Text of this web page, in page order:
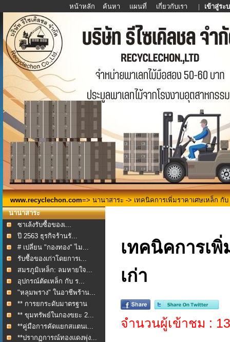
หน้าหลัก ค้นหา แผนที่ เกี่ยวกับเรา | เข้าสู่ระ
www.recyclechon.com=> นานาสาระ -> เทคนิคการเพิ่มราคาเศษเหล็ก กั
นานาสาระ
ซาเล้งรับซื้อของเ...
ปี 2563 ธุรกิจร้านรั...
# เปลี่ยน "กองทอง" ไม...
รับซื้อของเก่าโดยการเ...
สมรภูมิเหล็ก: ลมหายใจ...
อุปกรณ์ตัดเหล็ก กับ ร...
"หลุมพราง" ในอาชีพร้าน...
** การยกระดับมาตรฐาน
กา...
** ขุมทรัพย์ในกองขยะ 2...
**คู่มือการคัดแยกสแตนเ...
**ปรากฏการณ์ทองแดงพุ่ง...
เทคนิคการเ
เก่า
จำนวนผู้เข้าชม :